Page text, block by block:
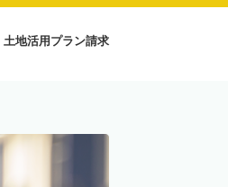
土地活用プラン請求